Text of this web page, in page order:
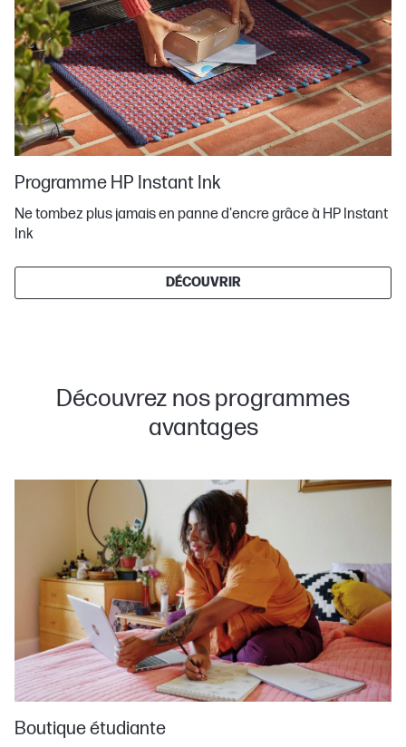
Programme HP Instant Ink
Ne tombez plus jamais en panne d'encre grâce à HP Instant
Ink
DÉCOUVRIR
Découvrez nos programmes
avantages
Boutique étudiante